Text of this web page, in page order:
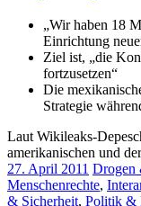
„Wir haben 18
Einrichtung
Ziel ist, „die
fortzusetzen“
Die
Strategie
Laut Wikileaks-
amerikanischen und
27. April 2011 Drogen
Menschenrechte,
& Sicherheit, Politik &